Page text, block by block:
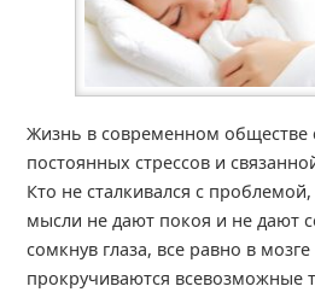
Жизнь в современном обществе
постоянных стрессов и
Кто не сталкивался с
мысли не дают покоя и не дают
сомкнув глаза, все равно в
прокручиваются всевозможные